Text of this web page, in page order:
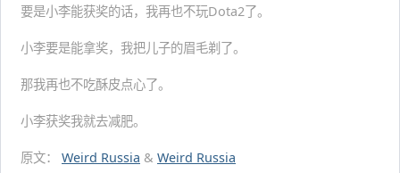
要是小李能获奖的话，我再也不玩Dota2了。
小李要是能拿奖，我把儿子的眉毛剃了。
那我再也不吃酥皮点心了。
小李获奖我就去减肥。
原文： Weird Russia & Weird Russia